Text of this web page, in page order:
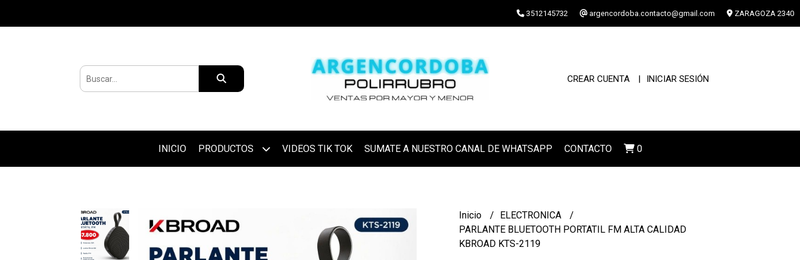
3512145732 argencordoba.contacto@gmail.com ZARAGOZA 2340
CREAR CUENTA INICIAR SESIÓN
INICIO PRODUCTOS VIDEOS TIK TOK SUMATE A NUESTRO CANAL DE WHATSAPP CONTACTO 0
Inicio
ELECTRONICA
PARLANTE BLUETOOTH PORTATIL FM ALTA CALIDAD
KBROAD KTS-2119